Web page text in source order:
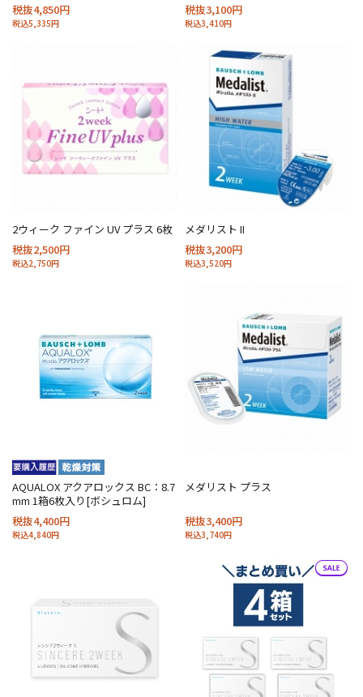
税抜4,850円
税込5,335円
税抜3,100円
税込3,410円
2ウィーク ファイン UV プラス 6枚
税抜2,500円
税込2,750円
メダリスト II
税抜3,200円
税込3,520円
AQUALOX アクアロックス BC：8.7
mm 1箱6枚入り[ボシュロム]
税抜4,400円
税込4,840円
メダリスト プラス
税抜3,400円
税込3,740円